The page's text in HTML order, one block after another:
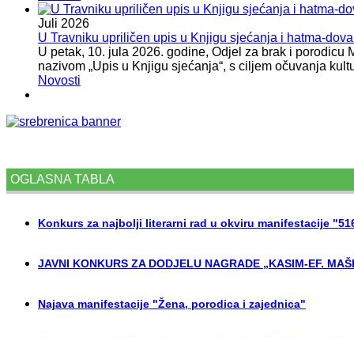
Juli 2026
U Travniku upriličen upis u Knjigu sjećanja i hatma-
U petak, 10. jula 2026. godine, Odjel za brak i
nazivom „Upis u Knjigu sjećanja“, s ciljem očuvanja
Novosti
OGLASNA TABLA
Konkurs za najbolji literarni rad u okviru manifestacije
JAVNI KONKURS ZA DODJELU NAGRADE „KASIM-EF.
Najava manifestacije "Žena, porodica i zajednica"